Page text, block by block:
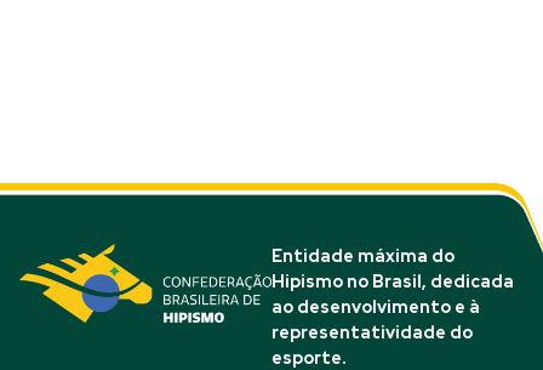
Entidade máxima do
Hipismo no Brasil, dedicada
ao desenvolvimento e à
representatividade do
esporte.